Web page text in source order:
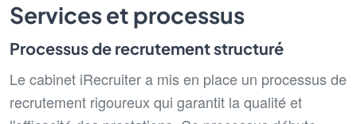
Services et processus
Processus de recrutement structuré
Le cabinet iRecruiter a mis en place un processus de
recrutement rigoureux qui garantit la qualité et